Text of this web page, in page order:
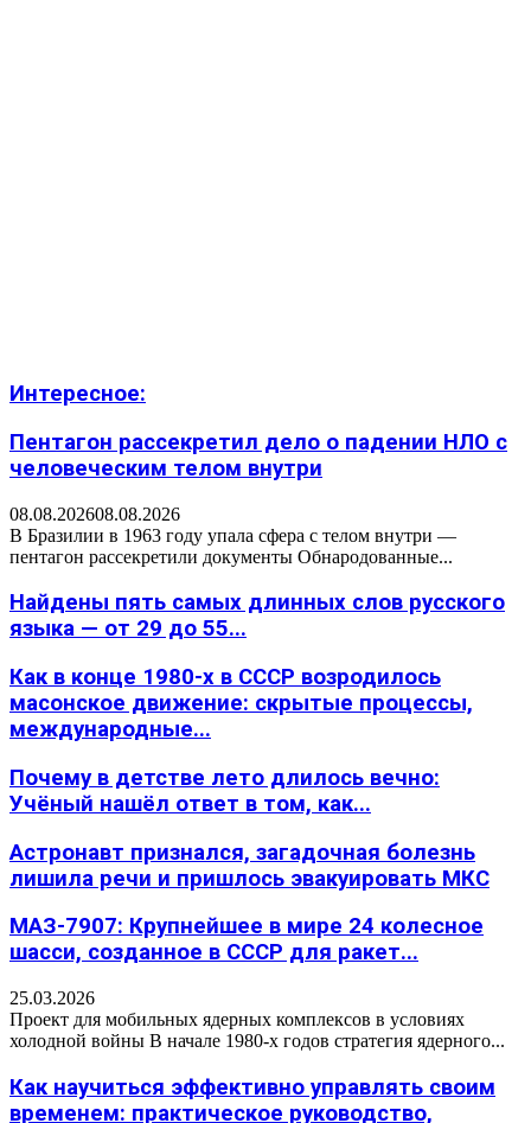
Интересное:
Пентагон рассекретил дело о падении НЛО с
человеческим телом внутри
08.08.202608.08.2026
В Бразилии в 1963 году упала сфера с телом внутри —
пентагон рассекретили документы Обнародованные...
Найдены пять самых длинных слов русского
языка — от 29 до 55...
Как в конце 1980-х в СССР возродилось
масонское движение: скрытые процессы,
международные...
Почему в детстве лето длилось вечно:
Учёный нашёл ответ в том, как...
Астронавт признался, загадочная болезнь
лишила речи и пришлось эвакуировать МКС
МАЗ-7907: Крупнейшее в мире 24 колесное
шасси, созданное в СССР для ракет...
25.03.2026
Проект для мобильных ядерных комплексов в условиях
холодной войны В начале 1980-х годов стратегия ядерного...
Как научиться эффективно управлять своим
временем: практическое руководство,